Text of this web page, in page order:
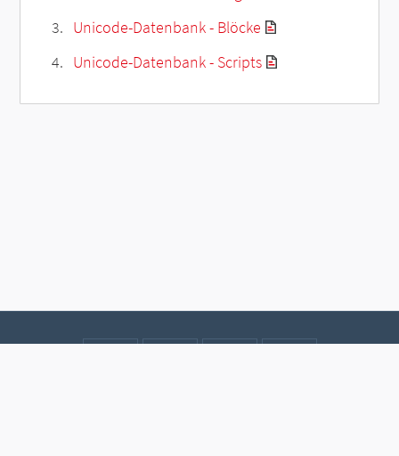
Unicode-Datenbank - Blöcke
Unicode-Datenbank - Scripts